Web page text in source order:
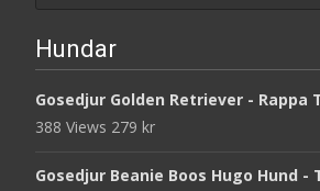
Hundar
Gosedjur Golden Retriever - Rappa
388 Views 279 kr
Gosedjur Beanie Boos Hugo Hund -